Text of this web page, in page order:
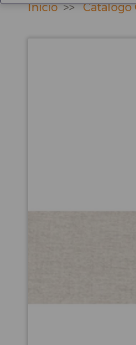
Início